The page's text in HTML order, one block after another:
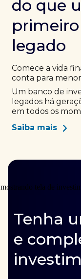
do que
primeiro
legado
Comece a vida
conta para
Um banco de
legados há
em todos os
Saiba mais
Tenha
e